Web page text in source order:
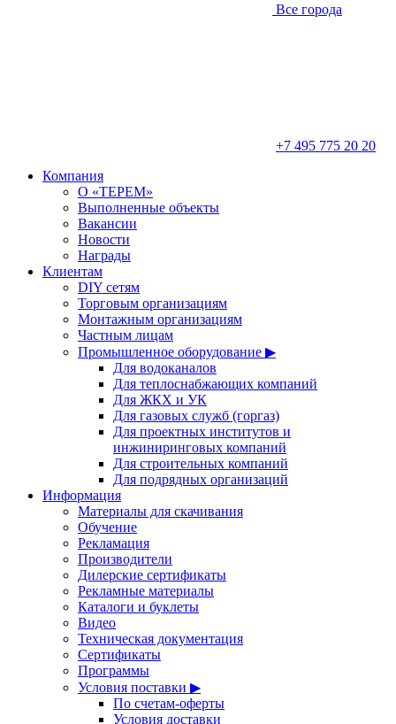
Все города
+7 495 775 20 20
Компания
О «ТЕРЕМ»
Выполненные объекты
Вакансии
Новости
Награды
Клиентам
DIY сетям
Торговым организациям
Монтажным организациям
Частным лицам
Промышленное оборудование ▶
Для водоканалов
Для теплоснабжающих компаний
Для ЖКХ и УК
Для газовых служб (горгаз)
Для проектных институтов и
инжиниринговых компаний
Для строительных компаний
Для подрядных организаций
Информация
Материалы для скачивания
Обучение
Рекламация
Производители
Дилерские сертификаты
Рекламные материалы
Каталоги и буклеты
Видео
Техническая документация
Сертификаты
Программы
Условия поставки ▶
По счетам-оферты
Условия доставки